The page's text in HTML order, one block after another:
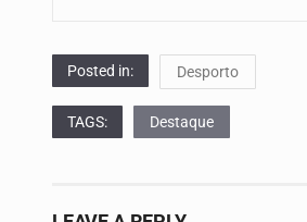
Posted in: Desporto
TAGS: Destaque